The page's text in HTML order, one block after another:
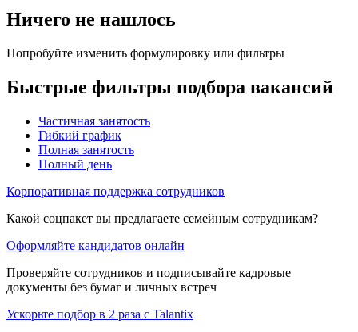
Ничего не нашлось
Попробуйте изменить формулировку или фильтры
Быстрые фильтры подбора вакансий
Частичная занятость
Гибкий график
Полная занятость
Полный день
Корпоративная поддержка сотрудников
Какой соцпакет вы предлагаете семейным сотрудникам?
Оформляйте кандидатов онлайн
Проверяйте сотрудников и подписывайте кадровые
документы без бумаг и личных встреч
Ускорьте подбор в 2 раза с Talantix